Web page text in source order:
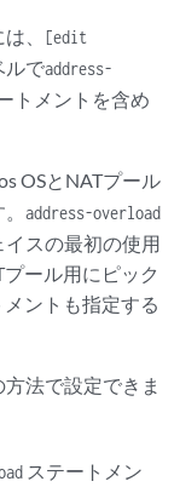
、
[edit
ルでaddress-
トメントを含め
OSとNATプール
address-overload
スの最初の使用
ール用にピック
メントも指定する
法で設定できま
ステートメン